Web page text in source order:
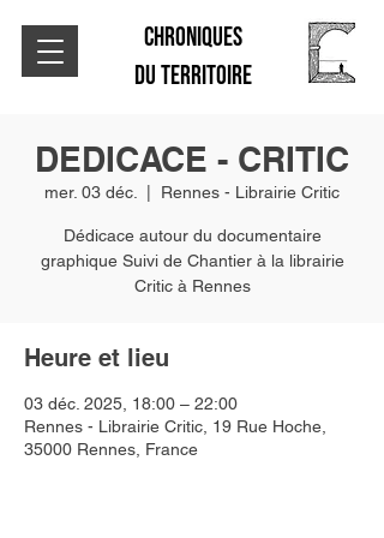
CHRONIQUES
DU TERRITOIRE
DEDICACE - CRITIC
mer. 03 déc. Rennes - Librairie Critic
Dédicace autour du documentaire
graphique Suivi de Chantier à la librairie
Critic à Rennes
Heure et lieu
03 déc. 2025, 18:00 – 22:00
Rennes - Librairie Critic, 19 Rue Hoche,
35000 Rennes, France